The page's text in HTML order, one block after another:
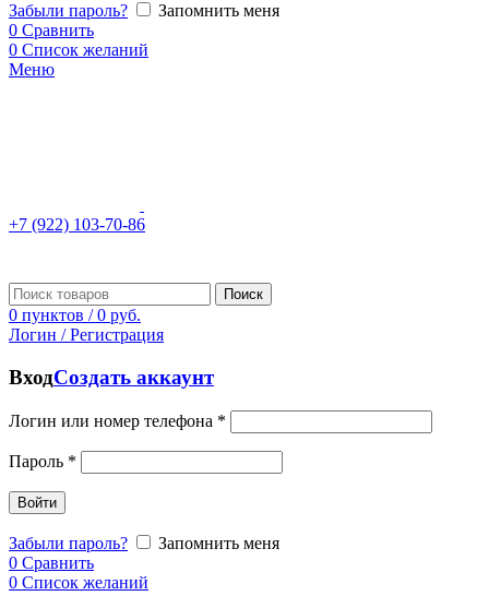
Забыли пароль?
Запомнить меня
0 Сравнить
0 Список желаний
Меню
+7 (922) 103-70-86
Поиск
0 пунктов / 0 руб.
Логин / Регистрация
ВходСоздать аккаунт
Логин или номер телефона *
Пароль *
Войти
Забыли пароль?
Запомнить меня
0 Сравнить
0 Список желаний